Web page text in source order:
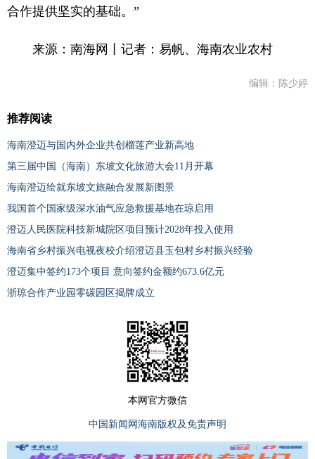
合作提供坚实的基础。”
来源：南海网丨记者：易帆、海南农业农村
编辑：陈少婷
推荐阅读
海南澄迈与国内外企业共创榴莲产业新高地
第三届中国（海南）东坡文化旅游大会11月开幕
海南澄迈绘就东坡文旅融合发展新图景
我国首个国家级深水油气应急救援基地在琼启用
澄迈人民医院科技新城院区项目预计2028年投入使用
海南省乡村振兴电视夜校介绍澄迈县玉包村乡村振兴经验
澄迈集中签约173个项目 意向签约金额约673.6亿元
浙琼合作产业园零碳园区揭牌成立
本网官方微信
中国新闻网海南版权及免责声明